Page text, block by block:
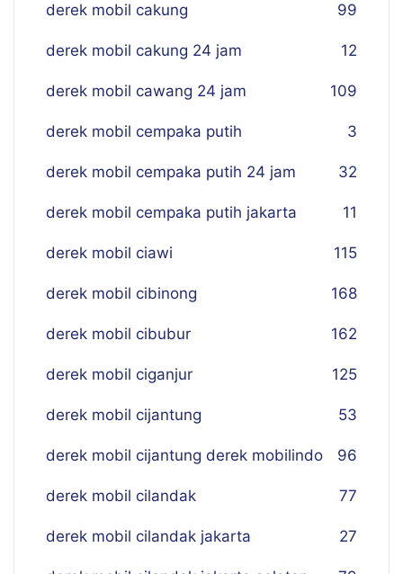
derek mobil cakung 99
derek mobil cakung 24 jam 12
derek mobil cawang 24 jam 109
derek mobil cempaka putih 3
derek mobil cempaka putih 24 jam 32
derek mobil cempaka putih jakarta 11
derek mobil ciawi 115
derek mobil cibinong 168
derek mobil cibubur 162
derek mobil ciganjur 125
derek mobil cijantung 53
derek mobil cijantung derek mobilindo 96
derek mobil cilandak 77
derek mobil cilandak jakarta 27